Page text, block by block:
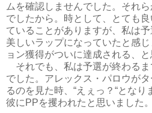
ムを確認しませんでした。それ
でしたから。時として、とても
ていることがありますが、私は
美しいラップになっていたと感
ョン獲得がついに達成される、と
それでも、私は予選が終わる
でした。アレックス・パロウが
るのを見た時、“えぇっ？“となり
彼にPPを攫われたと思いました。